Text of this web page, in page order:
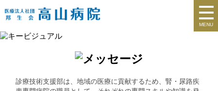
MENU
診療技術支援部は、地域の医療に貢献するため、腎・尿路疾